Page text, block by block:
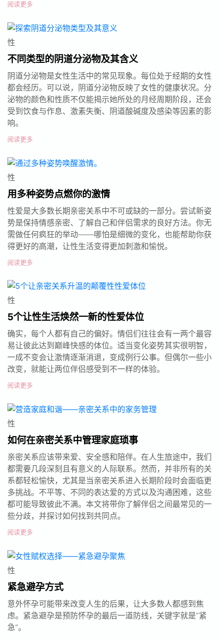
阅读更多
性
不同类型的阴道分泌物及其含义
阴道分泌物是女性生活中的常见现象。每位处于经期的女性
都会经历。可以说，阴道分泌物反映了女性的健康状况。分
泌物的颜色和性质不仅能揭示她所处的月经周期阶段，还会
受到饮食与作息、激素失衡、阴道酸碱度及感染等因素的影
响。
阅读更多
性
用多种姿势点燃你的激情
性爱是大多数长期亲密关系中不可或缺的一部分。尝试新姿
势是保持情感亲密、了解自己和伴侣需求的良好方法。你无
需做任何疯狂的举动——哪怕是细微的变化，也能帮助你获
得更好的高潮，让性生活变得更加刺激和愉悦。
阅读更多
性
5个让性生活焕然一新的性爱体位
确实，每个人都有自己的偏好。情侣们往往会有一两个最容
易让彼此达到巅峰快感的体位。适当变化姿势其实很明智，
一成不变会让激情逐渐消退，变成例行公事。但偶尔一些小
改变，就能让两位伴侣感受到不一样的体验。
阅读更多
性
如何在亲密关系中管理家庭琐事
亲密关系应该带来爱、安全感和陪伴。在人生旅途中，我们
都需要几段深刻且有意义的人际联系。然而，并非所有的关
系都轻松愉快，尤其是当亲密关系进入长期阶段时会面临更
多挑战。不平等、不同的表达爱的方式以及沟通困难，这些
都可能导致彼此不满。本文将带你了解伴侣之间最常见的一
些分歧，并探讨如何找到共同点。
阅读更多
性
紧急避孕方式
意外怀孕可能带来改变人生的后果，让大多数人都感到焦
虑。紧急避孕是预防怀孕的最后一道防线，关键字就是“紧
急”。